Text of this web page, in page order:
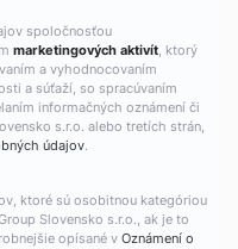
spoločnosťou
marketingových aktivít, ktorý
a vyhodnocovaním
a súťaží, so spracúvaním
informačných oznámení či
s.r.o. alebo tretích strán,
údajov.
ktoré sú osobitnou kategóriou
Slovensko s.r.o., ak je to
opísané v Oznámení o